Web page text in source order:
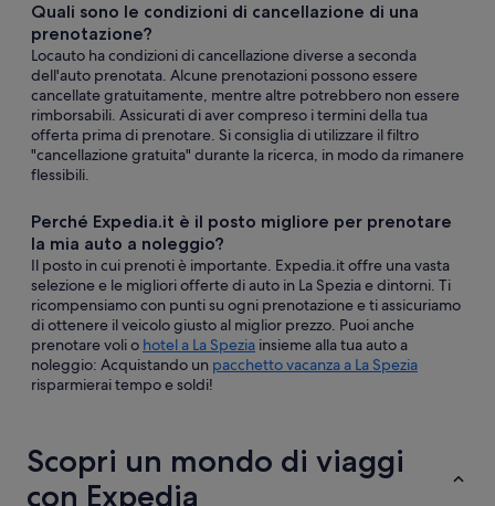
Quali sono le condizioni di cancellazione di una
prenotazione?
Locauto ha condizioni di cancellazione diverse a seconda
dell'auto prenotata. Alcune prenotazioni possono essere
cancellate gratuitamente, mentre altre potrebbero non essere
rimborsabili. Assicurati di aver compreso i termini della tua
offerta prima di prenotare. Si consiglia di utilizzare il filtro
"cancellazione gratuita" durante la ricerca, in modo da rimanere
flessibili.
Perché Expedia.it è il posto migliore per prenotare
la mia auto a noleggio?
Il posto in cui prenoti è importante. Expedia.it offre una vasta
selezione e le migliori offerte di auto in La Spezia e dintorni. Ti
ricompensiamo con punti su ogni prenotazione e ti assicuriamo
di ottenere il veicolo giusto al miglior prezzo. Puoi anche
prenotare voli o hotel a La Spezia insieme alla tua auto a
noleggio: Acquistando un pacchetto vacanza a La Spezia
risparmierai tempo e soldi!
Scopri un mondo di viaggi
con Expedia